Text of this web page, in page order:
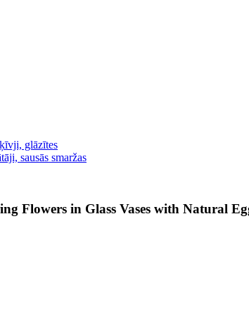
glāzītes
sausās smaržas
Flowers in Glass Vases with Natural